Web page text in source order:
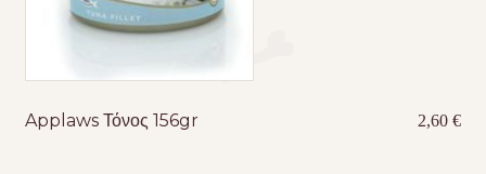
Applaws Τόνος 156gr 2,60€